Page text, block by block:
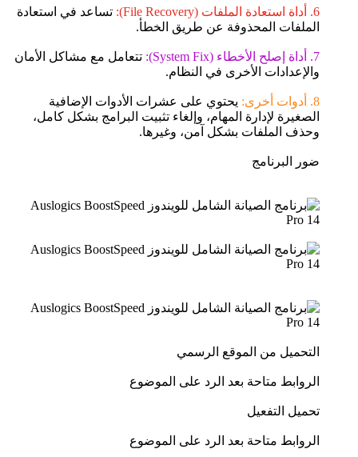
6. أداة استعادة الملفات (File Recovery):
تساعد في استعادة
الملفات المحذوفة عن طريق الخطأ.
7. أداة إصلح الأخطاء (System Fix):
تتعامل مع مشاكل الأمان
والإعدادات الأخرى في النظام.
8. أدوات أخرى:
يحتوي على عشرات الأدوات الإضافية
الصغيرة لإدارة المهام، وإلغاء تثبيت البرامج بشكل كامل،
وحذف الملفات بشكل آمن، وغيرها.
ضور البرنامج
التحميل من الموقع الرسمي
الروابط متاحة بعد الرد على الموضوع
تحميل التفعيل
الروابط متاحة بعد الرد على الموضوع